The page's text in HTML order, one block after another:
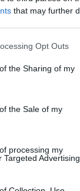
that may further
Opt Outs
the Sharing of my
the Sale of my
processing my
Advertising.
Ella: Na,